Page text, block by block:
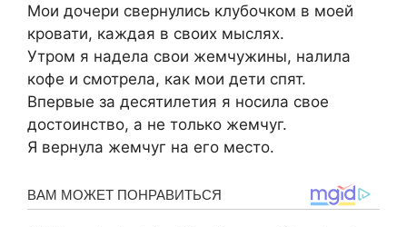
Мои дочери свернулись клубочком в моей
кровати, каждая в своих мыслях.
Утром я надела свои жемчужины, налила
кофе и смотрела, как мои дети спят.
Впервые за десятилетия я носила свое
достоинство, а не только жемчуг.
Я вернула жемчуг на его место.